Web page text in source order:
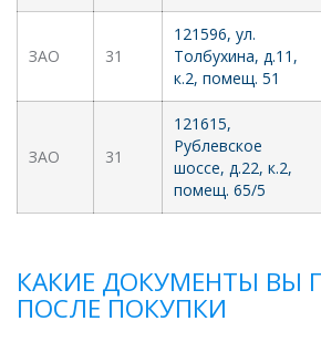
ЗАО 31
121596, ул.
Толбухина, д.11,
к.2, помещ. 51
ЗАО 31
121615,
Рублевское
шоссе, д.22, к.2,
помещ. 65/5
КАКИЕ ДОКУМЕНТЫ ВЫ
ПОСЛЕ ПОКУПКИ